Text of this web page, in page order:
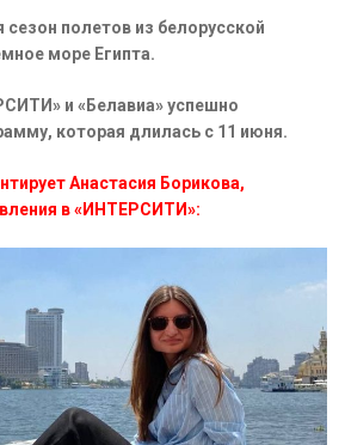
сезон полетов из белорусской
море Египта.
и «Белавиа» успешно
которая длилась с 11 июня.
Анастасия Борикова,
в «ИНТЕРСИТИ»: